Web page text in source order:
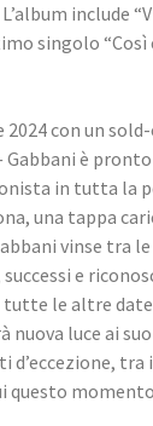
include
singolo “Così
con un
è
in tutta la
una tappa
vinse tra
e
tutte le altre
luce ai
d’eccezione,
questo